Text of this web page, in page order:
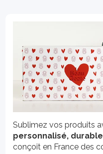
Sublimez vos produits
personnalisé,
conçoit en France des